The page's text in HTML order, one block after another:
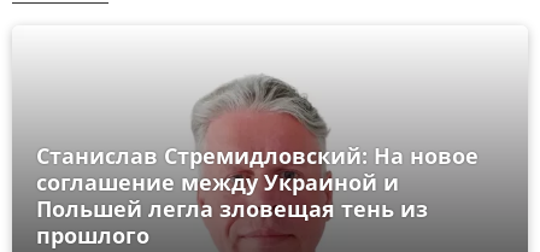
Станислав Стремидловский: На новое
соглашение между Украиной и
Польшей легла зловещая тень из
прошлого